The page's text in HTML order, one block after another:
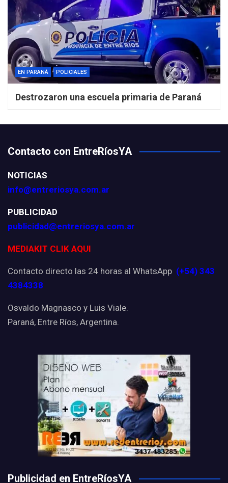
EN PARANÁ POLICIALES
Destrozaron una escuela primaria de Paraná
Contacto con EntreRíosYA
NOTICIAS
info@entreriosya.com.ar
PUBLICIDAD
publicidad@entreriosya.com.ar
MEDIAKIT CLIK AQUI
Contacto directo las 24 horas al WhatsApp (+54) 343
4384338
Osvaldo Magnasco y Luis Viale.
Paraná, Entre Ríos, Argentina.
Publicidad en EntreRíosYA